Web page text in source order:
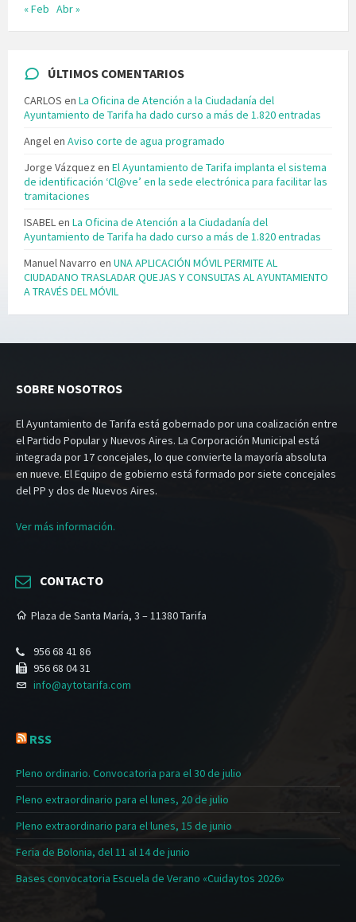
« Feb Abr »
ÚLTIMOS COMENTARIOS
CARLOS en La Oficina de Atención a la Ciudadanía del
Ayuntamiento de Tarifa ha dado curso a más de 1.820 entradas
Angelen Aviso corte de agua programado
Jorge Vázquez en El Ayuntamiento de Tarifa implanta el sistema
de identificación ‘Cl@ve’ en la sede electrónica para facilitar las
tramitaciones
ISABELen La Oficina de Atención a la Ciudadanía del
Ayuntamiento de Tarifa ha dado curso a más de 1.820 entradas
Manuel Navarro en UNA APLICACIÓN MÓVIL PERMITE AL
CIUDADANO TRASLADAR QUEJAS Y CONSULTAS AL AYUNTAMIENTO
A TRAVÉS DEL MÓVIL
SOBRE NOSOTROS
El Ayuntamiento de Tarifa está gobernado por una coalización entre
el Partido Popular y Nuevos Aires. La Corporación Municipal está
integrada por 17 concejales, lo que convierte la mayoría absoluta
en nueve. El Equipo de gobierno está formado por siete concejales
del PP y dos de Nuevos Aires.
Ver más información.
CONTACTO
Plaza de Santa María, 3 – 11380 Tarifa
956 68 41 86
956 68 04 31
info@aytotarifa.com
RSS
Pleno ordinario. Convocatoria para el 30 de julio
Pleno extraordinario para el lunes, 20 de julio
Pleno extraordinario para el lunes, 15 de junio
Feria de Bolonia, del 11 al 14 de junio
Bases convocatoria Escuela de Verano «Cuidaytos 2026»